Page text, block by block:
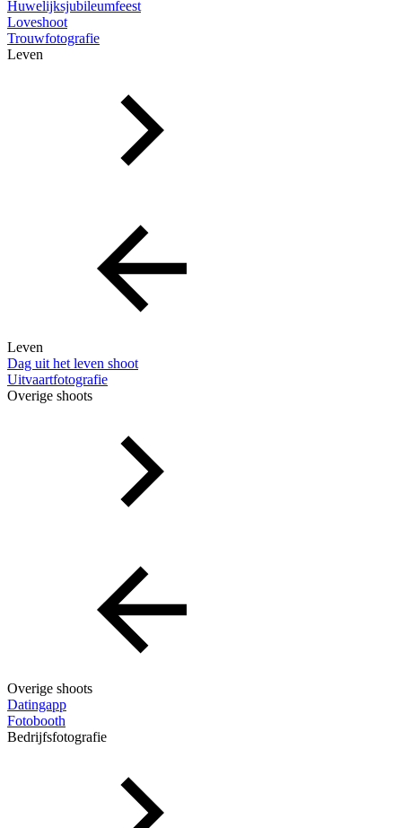
Huwelijksjubileumfeest
Loveshoot
Trouwfotografie
Leven
Leven
Dag uit het leven shoot
Uitvaartfotografie
Overige shoots
Overige shoots
Datingapp
Fotobooth
Bedrijfsfotografie